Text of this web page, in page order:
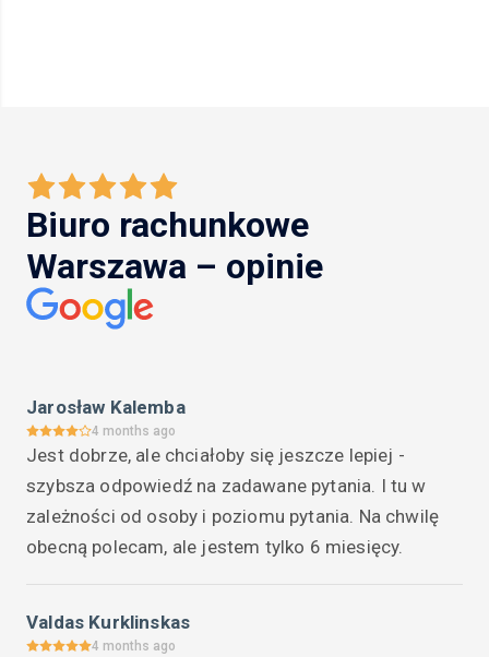
Biuro rachunkowe
Warszawa – opinie
Jarosław Kalemba
4 months ago
Jest dobrze, ale chciałoby się jeszcze lepiej -
szybsza odpowiedź na zadawane pytania. I tu w
zależności od osoby i poziomu pytania. Na chwilę
obecną polecam, ale jestem tylko 6 miesięcy.
Valdas Kurklinskas
4 months ago